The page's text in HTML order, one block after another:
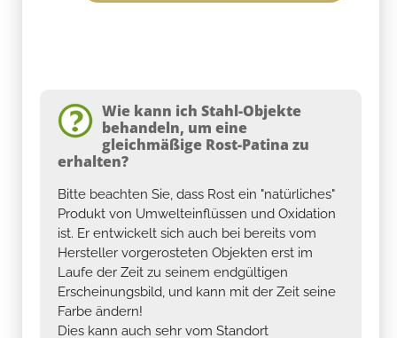
Wie kann ich Stahl-Objekte
behandeln, um eine
gleichmäßige Rost-Patina zu
erhalten?
Bitte beachten Sie, dass Rost ein "natürliches"
Produkt von Umwelteinflüssen und Oxidation
ist. Er entwickelt sich auch bei bereits vom
Hersteller vorgerosteten Objekten erst im
Laufe der Zeit zu seinem endgültigen
Erscheinungsbild, und kann mit der Zeit seine
Farbe ändern!
Dies kann auch sehr vom Standort